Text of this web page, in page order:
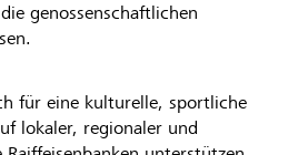
genossenschaftlichen
für eine kulturelle, sportliche
lokaler, regionaler und